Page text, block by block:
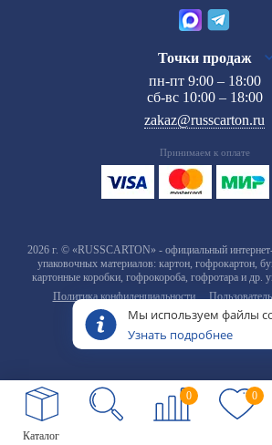
Каталог
0 0
Точки продаж
пн-пт 9:00 – 18:00
сб-вс 10:00 – 18:00
zakaz@russcarton.ru
Принимаем к оплате
2026 г. © «RUSSCARTON» - официальный
упаковочных материалов: картон, гофрокартон,
картонные коробки, гофрокороба, гофротара и др.
Политика конфиденциальности
Мы используем файлы
Узнать подробнее